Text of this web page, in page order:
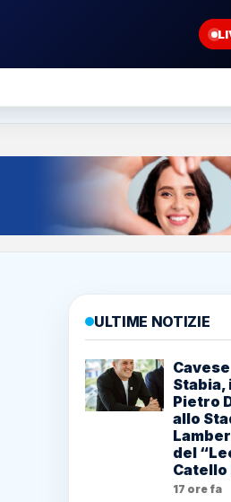
ULTIME NOTIZIE
Pietro
allo
del
Catello
17 ore fa